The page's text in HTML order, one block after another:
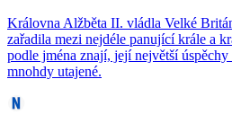
Královna Alžběta II. vládla Velké
zařadila mezi nejdéle panující krále a
podle jména znají, její největší
mnohdy utajené.